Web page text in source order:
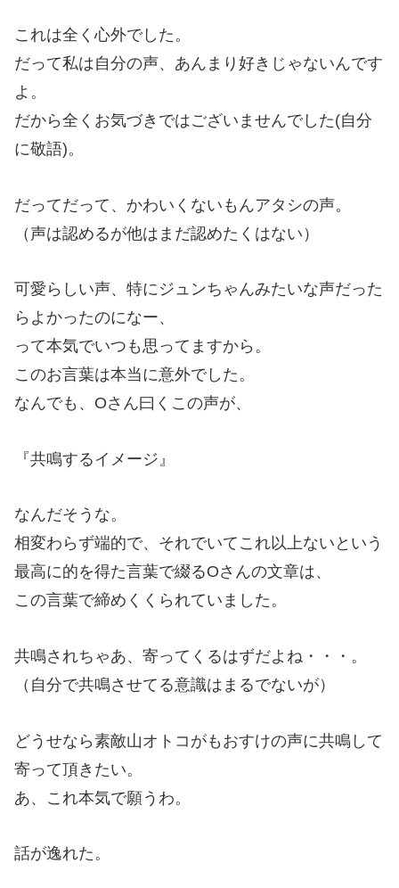
これは全く心外でした。
だって私は自分の声、あんまり好きじゃないんです
よ。
だから全くお気づきではございませんでした(自分
に敬語)。
だってだって、かわいくないもんアタシの声。
（声は認めるが他はまだ認めたくはない）
可愛らしい声、特にジュンちゃんみたいな声だった
らよかったのになー、
って本気でいつも思ってますから。
このお言葉は本当に意外でした。
なんでも、Oさん曰くこの声が、
『共鳴するイメージ』
なんだそうな。
相変わらず端的で、それでいてこれ以上ないという
最高に的を得た言葉で綴るOさんの文章は、
この言葉で締めくくられていました。
共鳴されちゃあ、寄ってくるはずだよね・・・。
（自分で共鳴させてる意識はまるでないが）
どうせなら素敵山オトコがもおすけの声に共鳴して
寄って頂きたい。
あ、これ本気で願うわ。
話が逸れた。